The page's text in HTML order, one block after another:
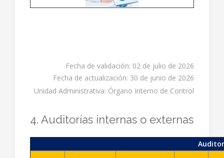
Fecha de validación: 02 de julio de 2026
Fecha de actualización: 30 de junio de 2026
Unidad Administrativa: Órgano Interno de Control
4. Auditorías internas o externas